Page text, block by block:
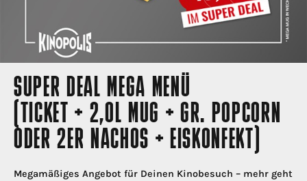
SUPER DEAL MEGA MENÜ
(TICKET + 2,0L MUG + GR. POPCORN
ODER 2ER NACHOS + EISKONFEKT)
Megamäßiges Angebot für Deinen Kinobesuch – mehr geht